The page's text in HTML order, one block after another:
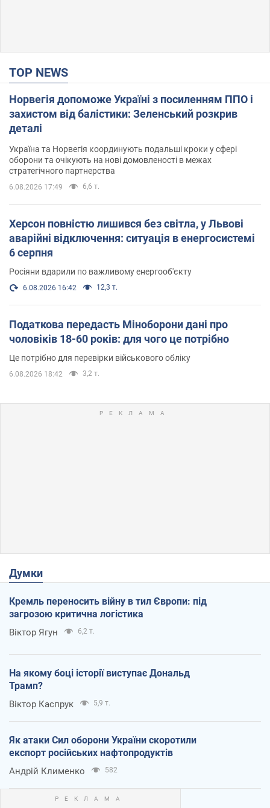
TOP NEWS
Норвегія допоможе Україні з посиленням ППО і
захистом від балістики: Зеленський розкрив
деталі
Україна та Норвегія координують подальші кроки у сфері
оборони та очікують на нові домовленості в межах
стратегічного партнерства
6.08.2026 17:49 6,6 т.
Херсон повністю лишився без світла, у Львові
аварійні відключення: ситуація в енергосистемі
6 серпня
Росіяни вдарили по важливому енергооб'єкту
6.08.2026 16:42 12,3 т.
Податкова передасть Міноборони дані про
чоловіків 18-60 років: для чого це потрібно
Це потрібно для перевірки військового обліку
6.08.2026 18:42 3,2 т.
Думки
Кремль переносить війну в тил Європи: під
загрозою критична логістика
Віктор Ягун 6,2 т.
На якому боці історії виступає Дональд
Трамп?
Віктор Каспрук 5,9 т.
Як атаки Сил оборони України скоротили
експорт російських нафтопродуктів
Андрій Клименко 582